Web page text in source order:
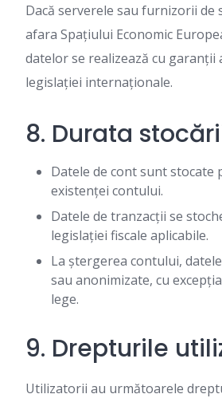
Dacă serverele sau furnizorii de
afara Spațiului Economic
datelor se realizează cu garanții
legislației internaționale.
8. Durata
Datele de cont sunt stocate
existenței contului.
Datele de tranzacții se
legislației fiscale aplicabile.
La ștergerea contului,
sau anonimizate, cu
lege.
9. Drepturile
Utilizatorii au următoarele